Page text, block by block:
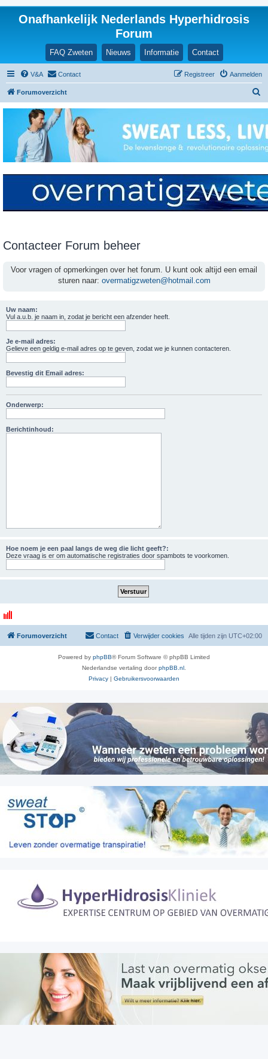
Onafhankelijk Nederlands Hyperhidrosis
Forum
FAQ Zweten Nieuws Informatie Contact
V&A Contact Aanmelden
Registreer
Forumoverzicht
k
Contacteer Forum beheer
Voor vragen of opmerkingen over het forum. U kunt ook altijd een email
sturen naar: overmatigzweten@hotmail.com
Uw naam:
Vul a.u.b. je naam in, zodat je bericht een afzender heeft.
Je e-mail adres:
Gelieve een geldig e-mail adres op te geven, zodat we je kunnen contacteren.
Bevestig dit Email adres:
Onderwerp:
Berichtinhoud:
Hoe noem je een paal langs de weg die licht geeft?:
Deze vraag is er om automatische registraties door spambots te voorkomen.
Forumoverzicht Alle tijden zijn UTC+02:00
Verwijder cookies
Contact
Powered by phpBB® Forum Software © phpBB Limited
Nederlandse vertaling doorphpBB.nl
Privacy | Gebruikersvoorwaarden